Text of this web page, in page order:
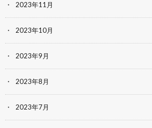
2023年11月
2023年10月
2023年9月
2023年8月
2023年7月